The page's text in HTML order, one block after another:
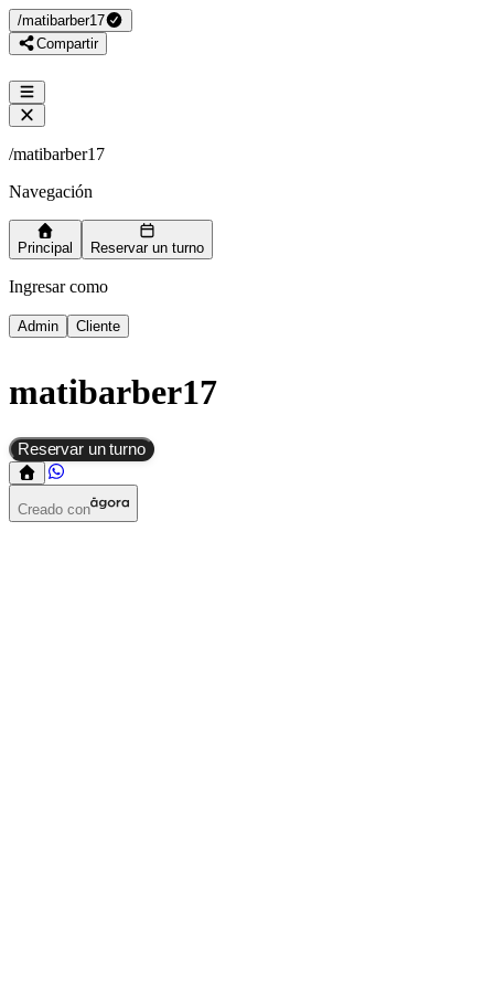
/matibarber17
Compartir
/matibarber17
Navegación
Principal Reservar un turno
Ingresar como
Admin Cliente
matibarber17
Reservar un turno
Creado con